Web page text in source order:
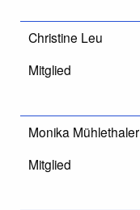
Christine Leu
Mitglied
Monika Mühlethaler
Mitglied